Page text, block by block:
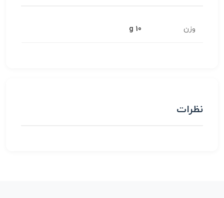
وزن 10 g
نظرات